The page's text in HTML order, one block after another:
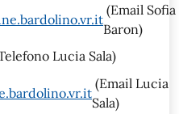
(Email Sofia
Baron)
Lucia Sala)
(Email Lucia
Sala)